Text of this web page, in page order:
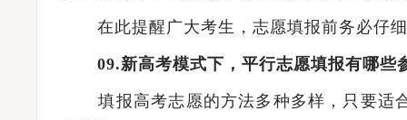
在此提醒广大考生，志愿填报前务必仔细
09.新高考模式下，平行志愿填报有哪些
填报高考志愿的方法多种多样，只要适合